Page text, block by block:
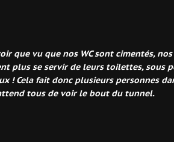
que vu que nos WC sont cimentés,
plus se servir de leurs toilettes, sous
! Cela fait donc plusieurs personnes
tous de voir le bout du tunnel.